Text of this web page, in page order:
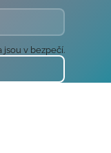
jsou v bezpečí.